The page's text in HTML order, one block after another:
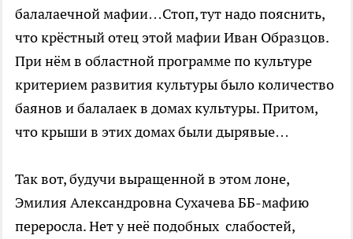
балалаечной мафии…Стоп, тут надо пояснить,
что крёстный отец этой мафии Иван Образцов.
При нём в областной программе по культуре
критерием развития культуры было количество
баянов и балалаек в домах культуры. Притом,
что крыши в этих домах были дырявые…
Так вот, будучи выращенной в этом лоне,
Эмилия Александровна Сухачева ББ-мафию
переросла. Нет у неё подобных слабостей,